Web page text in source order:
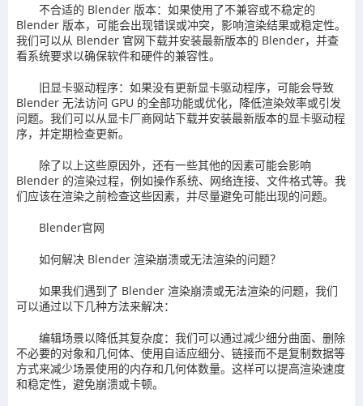
不合适的 Blender 版本：如果使用了不兼容或不稳定的
Blender 版本，可能会出现错误或冲突，影响渲染结果或稳定性。
我们可以从 Blender 官网下载并安装最新版本的 Blender，并查
看系统要求以确保软件和硬件的兼容性。
旧显卡驱动程序：如果没有更新显卡驱动程序，可能会导致
Blender 无法访问 GPU 的全部功能或优化，降低渲染效率或引发
问题。我们可以从显卡厂商网站下载并安装最新版本的显卡驱动程
序，并定期检查更新。
除了以上这些原因外，还有一些其他的因素可能会影响
Blender 的渲染过程，例如操作系统、网络连接、文件格式等。我
们应该在渲染之前检查这些因素，并尽量避免可能出现的问题。
Blender官网
如何解决 Blender 渲染崩溃或无法渲染的问题？
如果我们遇到了 Blender 渲染崩溃或无法渲染的问题，我们
可以通过以下几种方法来解决：
编辑场景以降低其复杂度：我们可以通过减少细分曲面、删除
不必要的对象和几何体、使用自适应细分、链接而不是复制数据等
方式来减少场景使用的内存和几何体数量。这样可以提高渲染速度
和稳定性，避免崩溃或卡顿。